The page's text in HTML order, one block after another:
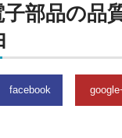
部品の品
facebook